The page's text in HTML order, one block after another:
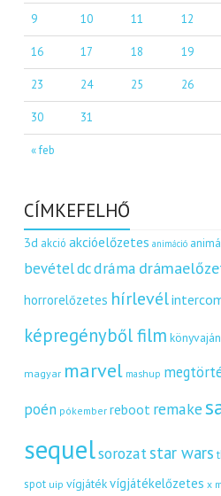
« feb
9 10 11 12
16 17 18 19
23 24 25 26
30 31
CÍMKEFELHŐ
3d akció akcióelőzetes animáció
bevételdcdráma
horrorelőzetes hírlevél
képregényből film
magyar marvel mashup
poén pókember reboot remake
sequelsorozat star wars
spot uip vígjátékvígjátékelőzetes x